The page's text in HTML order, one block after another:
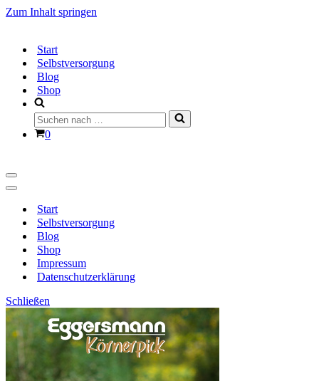
Zum Inhalt springen
Start
Selbstversorgung
Blog
Shop
Suchen
nach …
Warenkorb
0
Navigationsmenü
Navigationsmenü
Start
Selbstversorgung
Blog
Shop
Impressum
Datenschutzerklärung
Schließen